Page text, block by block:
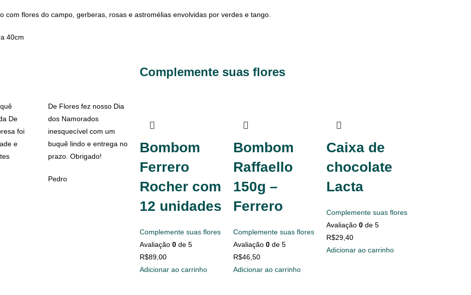
com flores do campo, gerberas, rosas e astromélias envolvidas por verdes e tango.
40cm
De
foi
e
De Flores fez nosso Dia
dos Namorados
inesquecível com um
buquê lindo e entrega no
prazo. Obrigado!
Pedro
Complemente suas flores
Bombom
Ferrero
Rocher com
12 unidades
Complemente suas flores
Avaliação 0 de 5
R$89,00
Adicionar ao carrinho
Bombom
Raffaello
150g –
Ferrero
Complemente suas flores
Avaliação 0de 5
R$46,50
Adicionar ao carrinho
Caixa de
chocolate
Lacta
Complemente suas flores
Avaliação0 de 5
R$29,40
Adicionar ao carrinho